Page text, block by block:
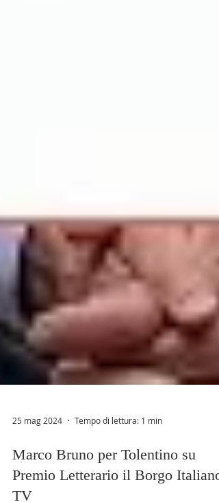
25 mag 2024 Tempo di lettura: 1 min
Marco Bruno per Tolentino su